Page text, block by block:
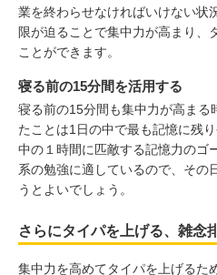
業を終わらせなければいけない状
限が迫ることで集中力が高まり、
ことができます。
寝る前の15分間を活用する
寝る前の15分間も集中力が高まる
たことは1日の中で最も記憶に残
中の１時間に匹敵する記憶力のゴ
系の勉強に適しているので、その
うとよいでしょう。
さらにタイパを上げる、雑念
集中力を高めてタイパを上げるた